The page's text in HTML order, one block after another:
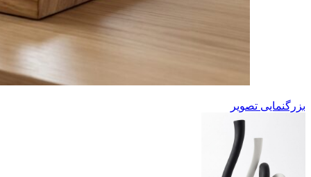
بزرگنمایی تصویر